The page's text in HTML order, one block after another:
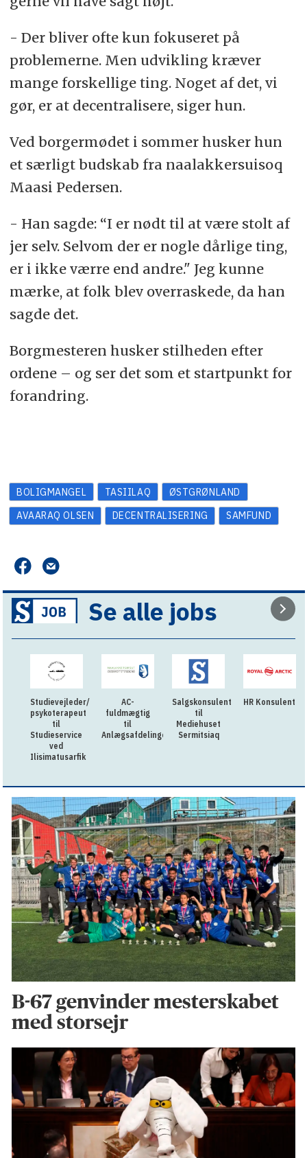
- Der bliver ofte kun fokuseret på
problemerne. Men udvikling kræver
mange forskellige ting. Noget af det, vi
gør, er at decentralisere, siger hun.
Ved borgermødet i sommer husker hun
et særligt budskab fra naalakkersuisoq
Maasi Pedersen.
- Han sagde: “I er nødt til at være stolt af
jer selv. Selvom der er nogle dårlige ting,
er i ikke værre end andre." Jeg kunne
mærke, at folk blev overraskede, da han
sagde det.
Borgmesteren husker stilheden efter
ordene – og ser det som et startpunkt for
forandring.
BOLIGMANGEL TASIILAQ
ØSTGRØNLAND
AVAARAQ OLSEN
DECENTRALISERING SAMFUND
Se alle jobs
AC-
fuldmægtig
Anlægsafdelingen
Salgskonsulent
til
Mediehuset
Sermitsiaq
HR Konsulent
Fleksibel og
B-67 genvinder mesterskabet
med storsejr